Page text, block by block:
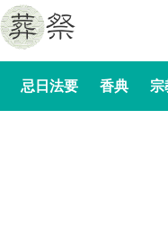
忌日法要 香典 宗